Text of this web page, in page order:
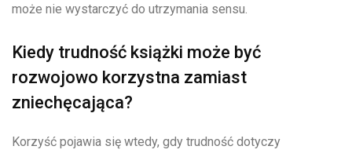
może nie wystarczyć do utrzymania sensu.
Kiedy trudność książki może być
rozwojowo korzystna zamiast
zniechęcająca?
Korzyść pojawia się wtedy, gdy trudność dotyczy